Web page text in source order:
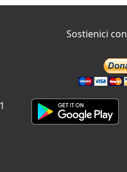
Sostienici